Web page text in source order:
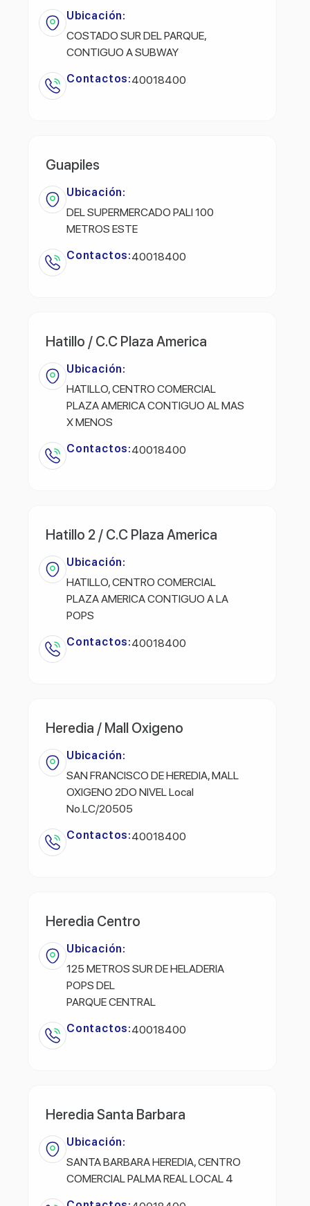
Ubicación:
COSTADO SUR DEL PARQUE,
CONTIGUO A SUBWAY
Contactos:40018400
Guapiles
Ubicación:
DEL SUPERMERCADO PALI 100
METROS ESTE
Contactos:40018400
Hatillo / C.C Plaza America
Ubicación:
HATILLO, CENTRO COMERCIAL
PLAZA AMERICA CONTIGUO AL MAS
X MENOS
Contactos:40018400
Hatillo 2 / C.C Plaza America
Ubicación:
HATILLO, CENTRO COMERCIAL
PLAZA AMERICA CONTIGUO A LA
POPS
Contactos:40018400
Heredia / Mall Oxigeno
Ubicación:
SAN FRANCISCO DE HEREDIA, MALL
OXIGENO 2DO NIVEL Local
No.LC/20505
Contactos:40018400
Heredia Centro
Ubicación:
125 METROS SUR DE HELADERIA
POPS DEL
PARQUE CENTRAL
Contactos:40018400
Heredia Santa Barbara
Ubicación:
SANTA BARBARA HEREDIA, CENTRO
COMERCIAL PALMA REAL LOCAL 4